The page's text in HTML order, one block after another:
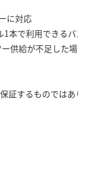
に対応
1本で利用できるバ
供給が不足した場
証するものではあ